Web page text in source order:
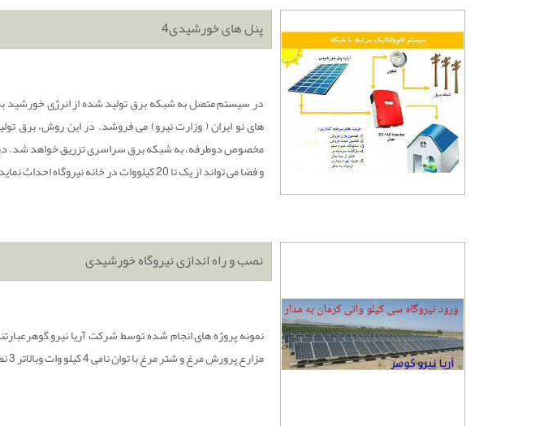
پنل های خورشیدی4
در سیستم متصل به شبکه برق تولید شده از انرژی خورشید
های نو ایران ( وزارت نیرو) می فروشد. در این روش، برق
مخصوص دوطرفه، به شبکه برق سراسری تزریق خواهد شد. در
و فضا می تواند از یک تا 20 کیلووات در خانه نیروگاه احداث نماید.
نصب و راه اندازی نیروگاه خورشیدی
مزارع پرورش مرغ و شتر مرغ با توان نامی 4 کیلو وات وبالاتر 3 نصب سیستم های پرقدرت کم مصرف در سپاه تهران ویزد.